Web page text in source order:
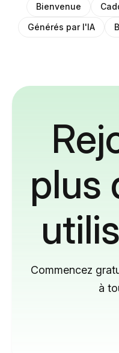
Bienvenue
Générés par l'IA
plus
Commencez
à